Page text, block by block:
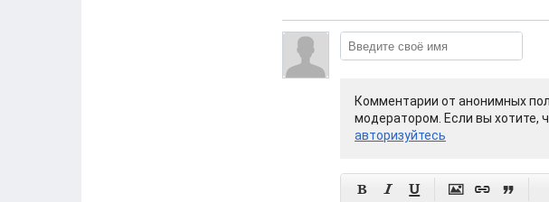
Комментарии от анонимных
модератором. Если вы хотите,
авторизуйтесь
     